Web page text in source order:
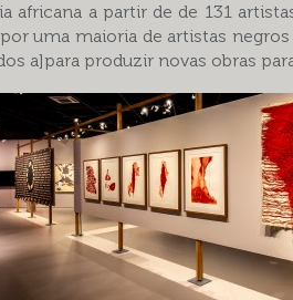
africana a partir de de 131
uma maioria de artistas
a]para produzir novas obras